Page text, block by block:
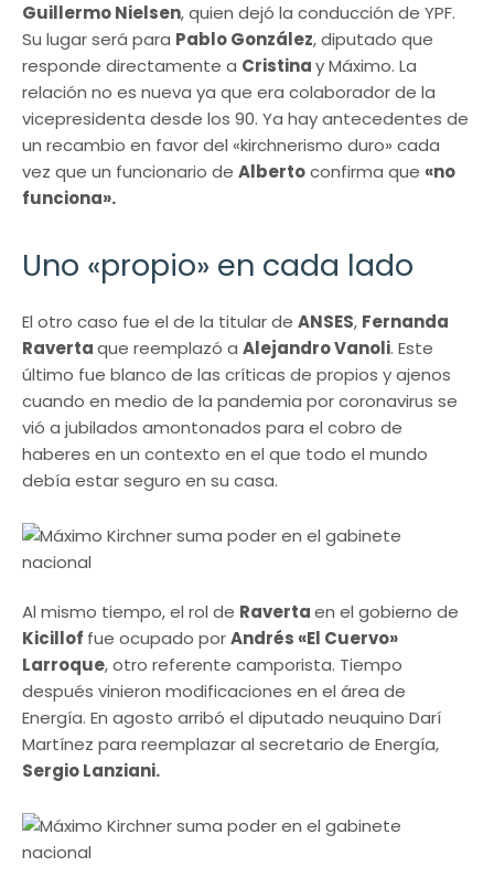
Guillermo Nielsen, quien dejó la conducción de YPF.
Su lugar será para Pablo González, diputado que
responde directamente a Cristinay Máximo. La
relación no es nueva ya que era colaborador de la
vicepresidenta desde los 90. Ya hay antecedentes de
un recambio en favor del «kirchnerismo duro» cada
vez que un funcionario de Albertoconfirma que «no
funciona».
Uno «propio» en cada lado
El otro caso fue el de la titular de ANSES, Fernanda
Ravertaque reemplazó a Alejandro Vanoli. Este
último fue blanco de las críticas de propios y ajenos
cuando en medio de la pandemia por coronavirus se
vió a jubilados amontonados para el cobro de
haberes en un contexto en el que todo el mundo
debía estar seguro en su casa.
Al mismo tiempo, el rol de Ravertaen el gobierno de
Kicillof fue ocupado porAndrés «El Cuervo»
Larroque, otro referente camporista. Tiempo
después vinieron modificaciones en el área de
Energía. En agosto arribó el diputado neuquino Darí
Martínez para reemplazar al secretario de Energía,
Sergio Lanziani.